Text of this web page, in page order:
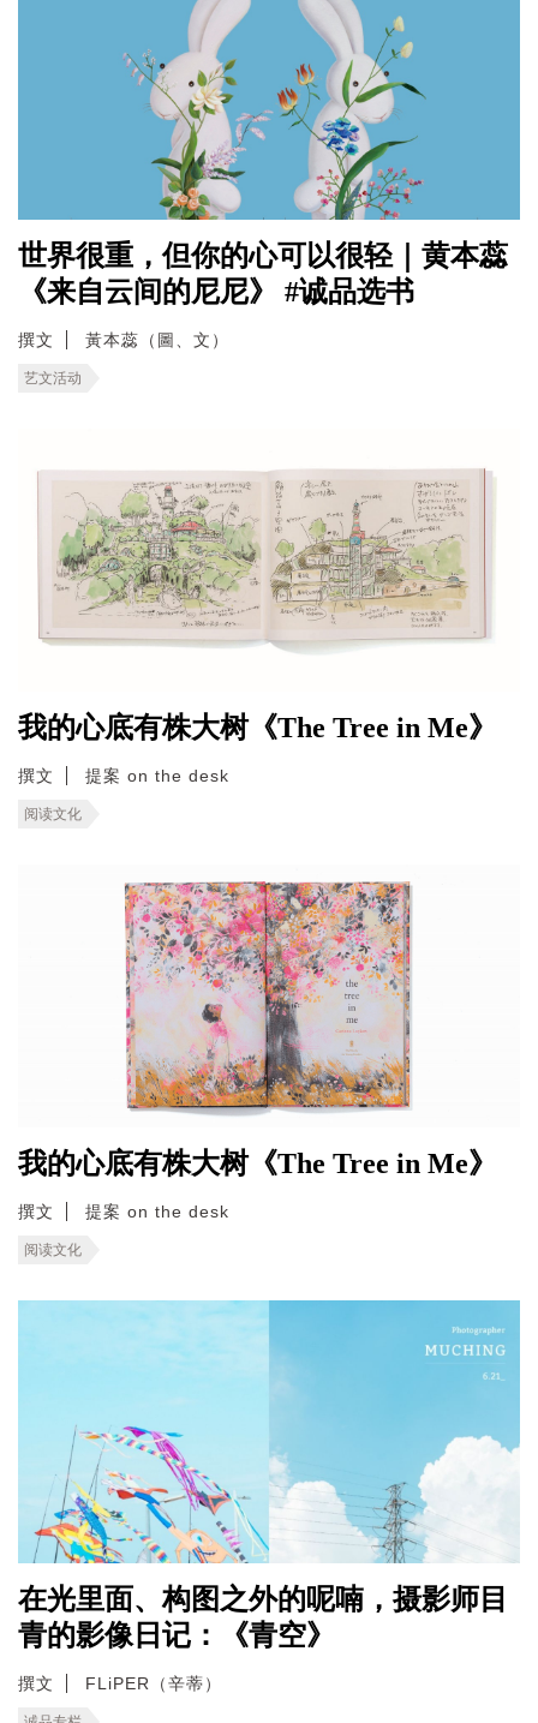
世界很重，但你的心可以很轻｜黄本蕊
《来自云间的尼尼》 #诚品选书
撰文 黃本蕊（圖、文）
艺文活动
我的心底有株大树《The Tree in Me》
撰文 提案 on the desk
阅读文化
我的心底有株大树《The Tree in Me》
撰文 提案 on the desk
阅读文化
在光里面、构图之外的呢喃，摄影师目
青的影像日记：《青空》
撰文 FLiPER（辛蒂）